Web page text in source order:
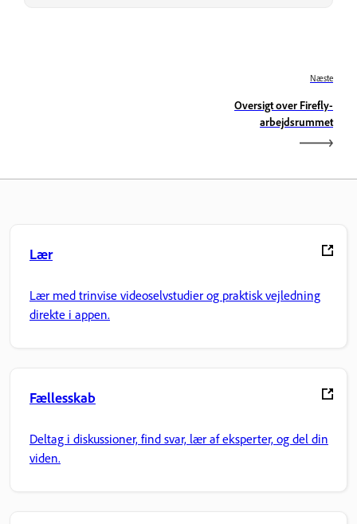
Næste
Oversigt over Firefly-
arbejdsrummet
Lær
Lær med trinvise videoselvstudier og praktisk vejledning
direkte i appen.
Fællesskab
Deltag i diskussioner, find svar, lær af eksperter, og del din
viden.